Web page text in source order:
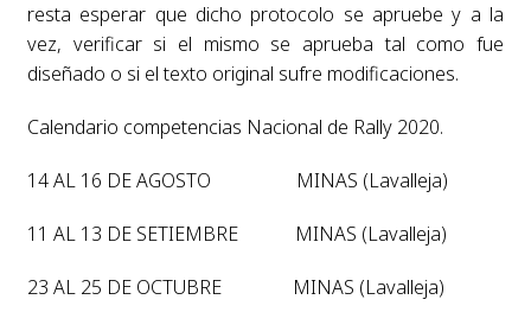
resta esperar que dicho protocolo se apruebe y a la
vez, verificar si el mismo se aprueba tal como fue
diseñado o si el texto original sufre modificaciones.
Calendario competencias Nacional de Rally 2020.
14 AL 16 DE AGOSTO MINAS (Lavalleja)
11 AL 13 DE SETIEMBRE MINAS (Lavalleja)
23 AL 25 DE OCTUBRE MINAS (Lavalleja)